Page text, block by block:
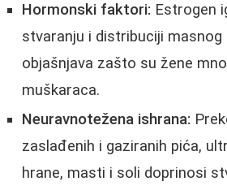
Hormonski faktori: Estrogen
stvaranju i distribuciji masnog
objašnjava zašto su žene
muškaraca.
Neuravnotežena ishrana:
zaslađenih i gaziranih pića,
hrane, masti i soli doprinosi